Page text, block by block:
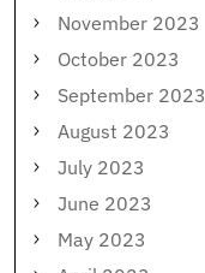
November 2023
October 2023
September 2023
August 2023
July 2023
June 2023
May 2023